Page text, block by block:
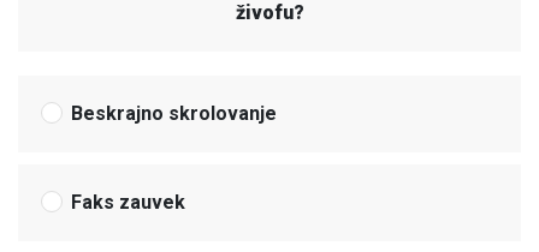
živofu?
Beskrajno skrolovanje
Faks zauvek